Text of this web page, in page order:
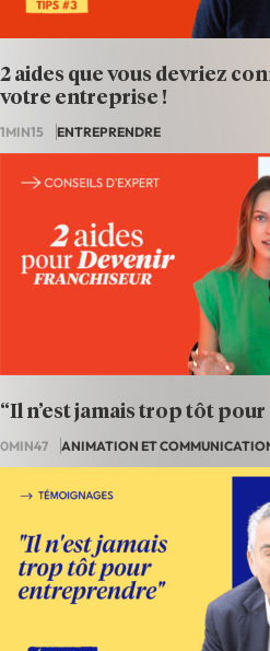
2 aides que vous devriez
votre entreprise !
1MIN15 ENTREPRENDRE
“Il n’est jamais trop tôt
0MIN47 ANIMATION ET